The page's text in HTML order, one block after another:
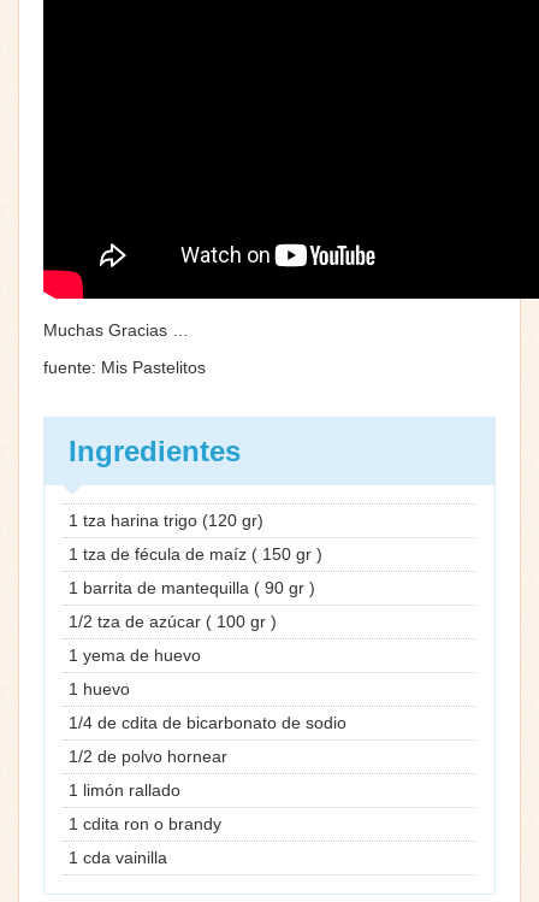
Muchas Gracias …
fuente: Mis Pastelitos
Ingredientes
1 tza harina trigo (120 gr)
1 tza de fécula de maíz ( 150 gr )
1 barrita de mantequilla ( 90 gr )
1/2 tza de azúcar ( 100 gr )
1 yema de huevo
1 huevo
1/4 de cdita de bicarbonato de sodio
1/2 de polvo hornear
1 limón rallado
1 cdita ron o brandy
1 cda vainilla